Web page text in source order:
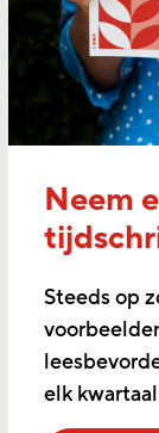
Neem
Steeds op
elk